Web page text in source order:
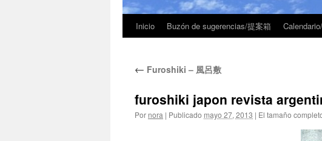
Inicio Buzón de sugerencias/提案箱
← Furoshiki – 風呂敷
furoshiki japon revista
Por nora | Publicado mayo 27, 2013 | El tamaño